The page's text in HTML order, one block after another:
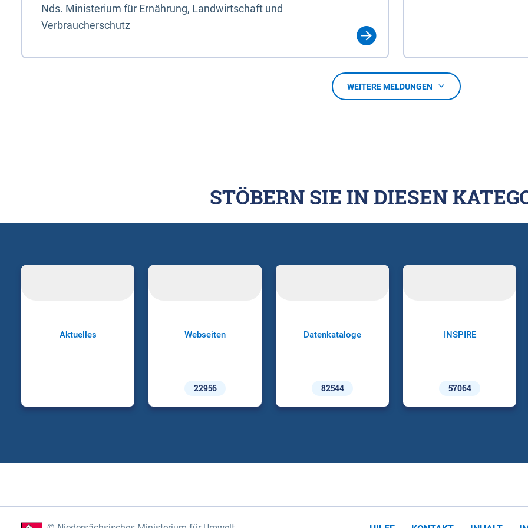
Nds. Ministerium für Ernährung, Landwirtschaft und
Verbraucherschutz
WEITERE MELDUNGEN
STÖBERN SIE IN DIESEN
Aktuelles Webseiten
22956
Datenkataloge
82544
INSPIRE
57064